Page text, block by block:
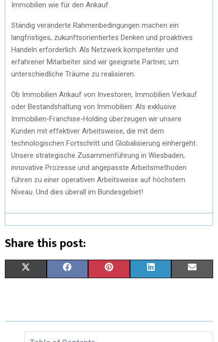
Immobilien wie für den Ankauf.
Ständig veränderte Rahmenbedingungen machen ein
langfristiges, zukunftsorientiertes Denken und proaktives
Handeln erforderlich. Als Netzwerk kompetenter und
erfahrener Mitarbeiter sind wir geeignete Partner, um
unterschiedliche Träume zu realisieren.
Ob Immobilien Ankauf von Investoren, Immobilien Verkauf
oder Bestandshaltung von Immobilien: Als exklusive
Immobilien-Franchise-Holding überzeugen wir unsere
Kunden mit effektiver Arbeitsweise, die mit dem
technologischen Fortschritt und Globalisierung einhergeht.
Unsere strategische Zusammenführung in Wiesbaden,
innovative Prozesse und angepasste Arbeitsmethoden
führen zu einer operativen Arbeitsweise auf höchstem
Niveau. Und dies überall im Bundesgebiet!
Share this post:
W
I
E
B
T K I